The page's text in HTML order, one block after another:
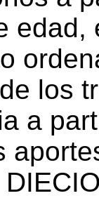
edad,
los
a